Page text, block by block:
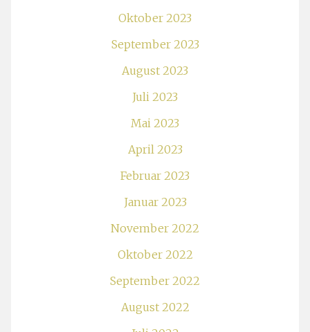
Oktober 2023
September 2023
August 2023
Juli 2023
Mai 2023
April 2023
Februar 2023
Januar 2023
November 2022
Oktober 2022
September 2022
August 2022